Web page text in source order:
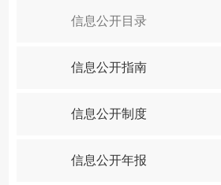
信息公开目录
信息公开指南
信息公开制度
信息公开年报